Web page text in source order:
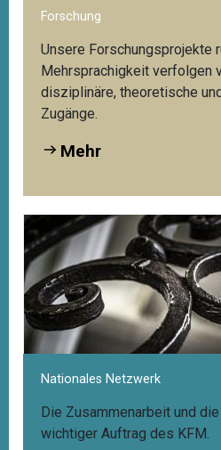
Forschung
Unsere Forschungsprojekte
Mehrsprachigkeit verfolgen
disziplinäre, theoretische
Zugänge.
Mehr
Nationales Netzwerk
Die Zusammenarbeit und
wichtiger Auftrag des KFM.